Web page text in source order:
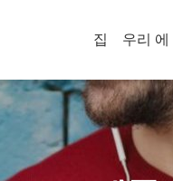
집 우리 에